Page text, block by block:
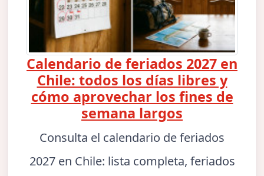
Calendario de feriados 2027 en
Chile: todos los días libres y
cómo aprovechar los fines de
semana largos
Consulta el calendario de feriados
2027 en Chile: lista completa, feriados